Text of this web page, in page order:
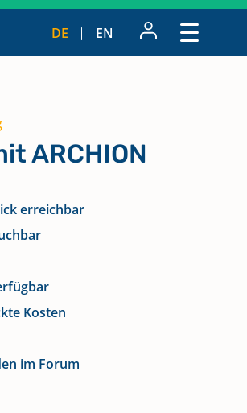
DE EN
ARCHION
erreichbar
Kosten
im Forum